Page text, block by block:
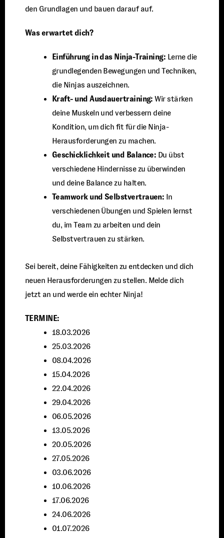
den Grundlagen und bauen darauf auf.
Was erwartet dich?
Einführung in das Ninja-Training: Lerne die
grundlegenden Bewegungen und Techniken,
die Ninjas auszeichnen.
Kraft- und Ausdauertraining: Wir stärken
deine Muskeln und verbessern deine
Kondition, um dich fit für die Ninja-
Herausforderungen zu machen.
Geschicklichkeit und Balance: Du übst
verschiedene Hindernisse zu überwinden
und deine Balance zu halten.
Teamwork und Selbstvertrauen: In
verschiedenen Übungen und Spielen lernst
du, im Team zu arbeiten und dein
Selbstvertrauen zu stärken.
Sei bereit, deine Fähigkeiten zu entdecken und dich
neuen Herausforderungen zu stellen. Melde dich
jetzt an und werde ein echter Ninja!
TERMINE:
18.03.2026
25.03.2026
08.04.2026
15.04.2026
22.04.2026
29.04.2026
06.05.2026
13.05.2026
20.05.2026
27.05.2026
03.06.2026
10.06.2026
17.06.2026
24.06.2026
01.07.2026